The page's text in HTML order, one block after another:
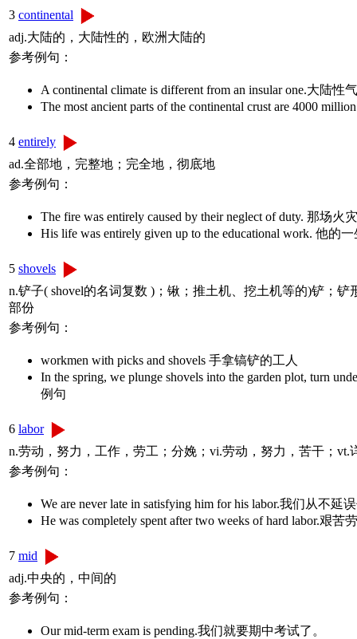
3 continental
adj.大陆的，大陆性的，欧洲大陆的
参考例句：
A continental climate is different from an insular one.大陆
The most ancient parts of the continental crust are 4000
4 entirely
ad.全部地，完整地；完全地，彻底地
参考例句：
The fire was entirely caused by their neglect of duty. 那场
His life was entirely given up to the educational work. 他的
5 shovels
n.铲子( shovel的名词复数 )；锹；推土机、挖土机等的)铲；
部份
参考例句：
workmen with picks and shovels 手拿镐铲的工人
In the spring, we plunge shovels into the garden plot, turn
例句
6 labor
n.劳动，努力，工作，劳工；分娩；vi.劳动，努力，苦干；vt.
参考例句：
We are never late in satisfying him for his labor.我们从不延
He was completely spent after two weeks of hard labor.艰
7 mid
adj.中央的，中间的
参考例句：
Our mid-term exam is pending.我们就要期中考试了。